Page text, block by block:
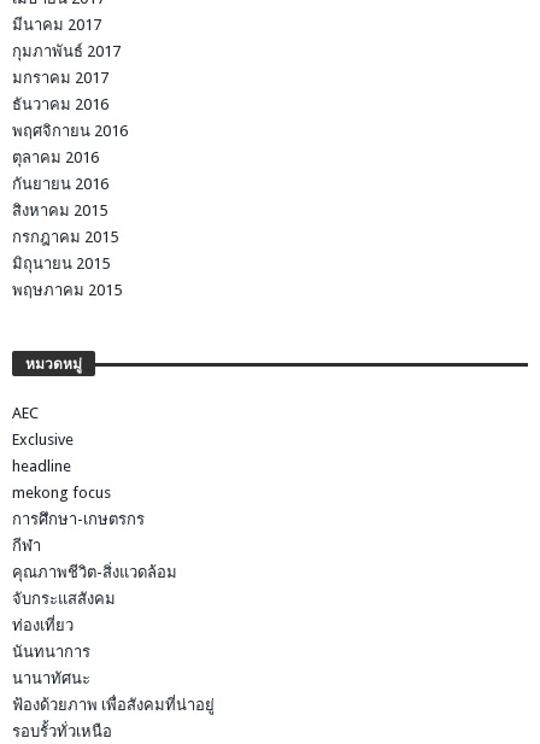
มีนาคม 2017
กุมภาพันธ์ 2017
มกราคม 2017
ธันวาคม 2016
พฤศจิกายน 2016
ตุลาคม 2016
กันยายน 2016
สิงหาคม 2015
กรกฎาคม 2015
มิถุนายน 2015
พฤษภาคม 2015
หมวดหมู่
AEC
Exclusive
headline
mekong focus
การศึกษา-เกษตรกร
กีฬา
คุณภาพชีวิต-สิ่งแวดล้อม
จับกระแสสังคม
ท่องเที่ยว
นันทนาการ
นานาทัศนะ
ฟ้องด้วยภาพ เพื่อสังคมที่น่าอยู่
รอบรั้วทั่วเหนือ